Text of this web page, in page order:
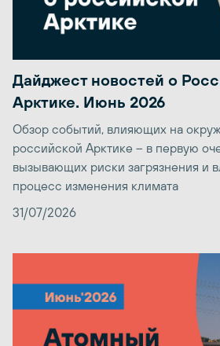
Дайджест новостей о
Арктике. Июнь 2026
Обзор событий, влияющих на
российской Арктике – в первую
вызывающих риски загрязнения и
процесс изменения климата
31/07/2026